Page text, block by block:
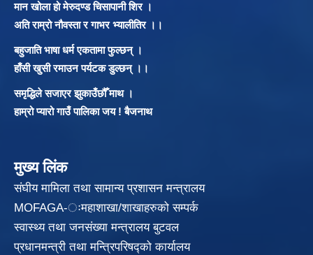
मान खोला हो मेरुदण्ड चिसापानी शिर ।
अति राम्रो नौवस्ता र गाभर भ्यालीतिर ।।
बहुजाति भाषा धर्म एकतामा फुल्छन् ।
हाँसी खुसी रमाउन पर्यटक डुल्छन् ।।
समृद्धिले सजाएर झुकाउँछौँ माथ ।
हाम्रो प्यारो गाउँ पालिका जय ! बैजनाथ
मुख्य लिंक
संघीय मामिला तथा सामान्य प्रशासन मन्त्रालय
MOFAGA-ःमहाशाखा/शाखाहरुको सम्पर्क
स्वास्थ्य तथा जनसंख्या मन्त्रालय बुटवल
प्रधानमन्त्री तथा मन्त्रिपरिषद्को कार्यालय